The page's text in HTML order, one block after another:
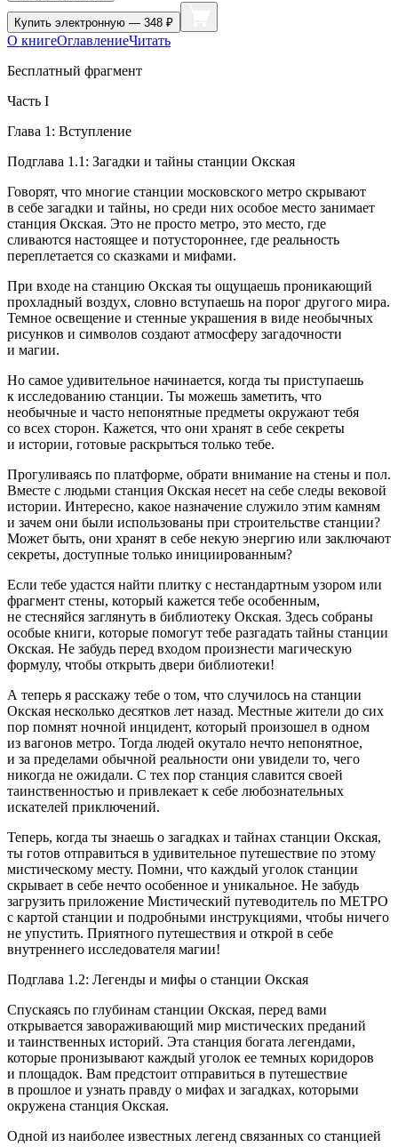
Купить электронную — 348 ₽
О книгеОглавлениеЧитать
Бесплатный фрагмент
Часть I
Глава 1: Вступление
Подглава 1.1: Загадки и тайны станции Окская
Говорят, что многие станции московского метро скрывают
в себе загадки и тайны, но среди них особое место занимает
станция Окская. Это не просто метро, это место, где
сливаются настоящее и потустороннее, где реальность
переплетается со сказками и мифами.
При входе на станцию Окская ты ощущаешь проникающий
прохладный воздух, словно вступаешь на порог другого мира.
Темное освещение и стенные украшения в виде необычных
рисунков и символов создают атмосферу загадочности
и магии.
Но самое удивительное начинается, когда ты приступаешь
к исследованию станции. Ты можешь заметить, что
необычные и часто непонятные предметы окружают тебя
со всех сторон. Кажется, что они хранят в себе секреты
и истории, готовые раскрыться только тебе.
Прогуливаясь по платформе, обрати внимание на стены и пол.
Вместе с людьми станция Окская несет на себе следы вековой
истории. Интересно, какое назначение служило этим камням
и зачем они были использованы при строительстве станции?
Может быть, они хранят в себе некую энергию или заключают
секреты, доступные только инициированным?
Если тебе удастся найти плитку с нестандартным узором или
фрагмент стены, который кажется тебе особенным,
не стесняйся заглянуть в библиотеку Окская. Здесь собраны
особые книги, которые помогут тебе разгадать тайны станции
Окская. Не забудь перед входом произнести магическую
формулу, чтобы открыть двери библиотеки!
А теперь я расскажу тебе о том, что случилось на станции
Окская несколько десятков лет назад. Местные жители до сих
пор помнят ночной инцидент, который произошел в одном
из вагонов метро. Тогда людей окутало нечто непонятное,
и за пределами обычной реальности они увидели то, чего
никогда не ожидали. С тех пор станция славится своей
таинственностью и привлекает к себе любознательных
искателей приключений.
Теперь, когда ты знаешь о загадках и тайнах станции Окская,
ты готов отправиться в удивительное путешествие по этому
мистическому месту. Помни, что каждый уголок станции
скрывает в себе нечто особенное и уникальное. Не забудь
загрузить приложение Мистический путеводитель по МЕТРО
с картой станции и подробными инструкциями, чтобы ничего
не упустить. Приятного путешествия и открой в себе
внутреннего исследователя магии!
Подглава 1.2: Легенды и мифы о станции Окская
Спускаясь по глубинам станции Окская, перед вами
открывается завораживающий мир мистических преданий
и таинственных историй. Эта станция богата легендами,
которые пронизывают каждый уголок ее темных коридоров
и площадок. Вам предстоит отправиться в путешествие
в прошлое и узнать правду о мифах и загадках, которыми
окружена станция Окская.
Одной из наиболее известных легенд связанных со станцией